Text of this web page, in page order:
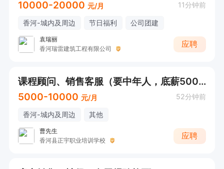
10000-20000 元/月 11分钟前
香河-城内及周边 节日福利 公司团建
袁瑞丽
香河瑞雷建筑工程有限公司
应聘
课程顾问、销售客服（要中年人，底薪5000+ 有公休、全勤奖）
5000-10000 元/月 52分钟前
香河-城内及周边 其他
曹先生
香河县正宇职业培训学校
应聘